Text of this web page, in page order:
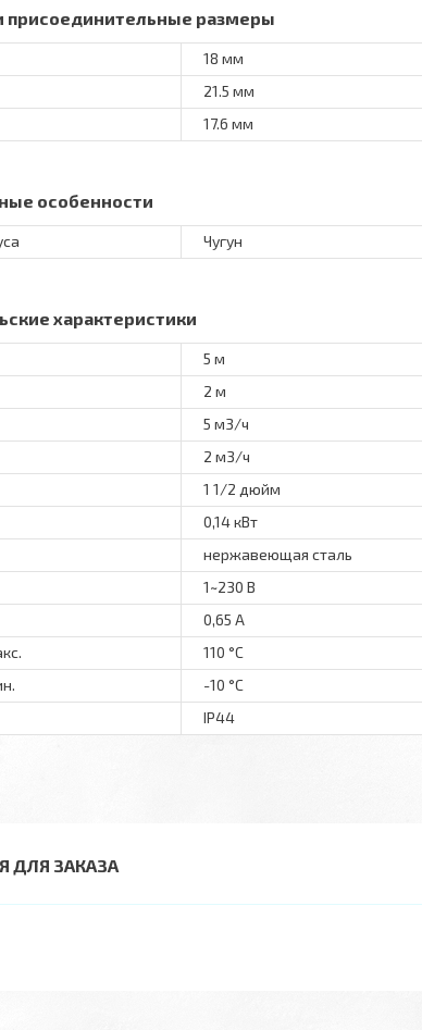
присоединительные размеры
18 мм
21.5 мм
17.6 мм
особенности
Чугун
характеристики
5 м
2 м
5 м3/ч
2 м3/ч
1 1/2 дюйм
0,14 кВт
нержавеющая сталь
1~230 В
0,65 А
110 °С
-10 °С
IP44
ДЛЯ ЗАКАЗА